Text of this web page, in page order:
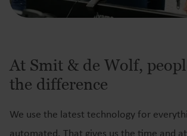
At Smit & de Wolf,
the difference
We use the latest technology for